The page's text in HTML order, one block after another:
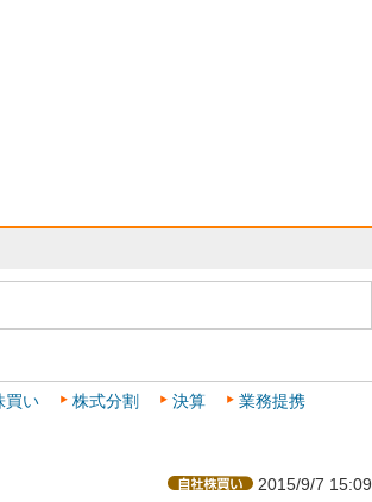
買い 株式分割 決算
業務提携
2015/9/7 15:09